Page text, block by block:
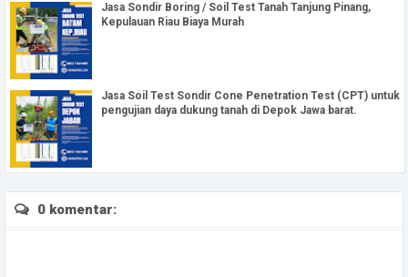
Jasa Sondir Boring / Soil Test Tanah Tanjung Pinang,
Kepulauan Riau Biaya Murah
Jasa Soil Test Sondir Cone Penetration Test (CPT) untuk
pengujian daya dukung tanah di Depok Jawa barat.
0 komentar: